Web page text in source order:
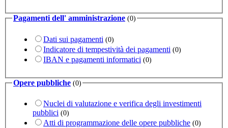
Pagamenti dell' amministrazione (0)
Dati sui pagamenti (0)
Indicatore di tempestività dei pagamenti (0)
IBAN e pagamenti informatici (0)
Opere pubbliche (0)
Nuclei di valutazione e verifica degli investimenti
pubblici (0)
Atti di programmazione delle opere pubbliche (0)